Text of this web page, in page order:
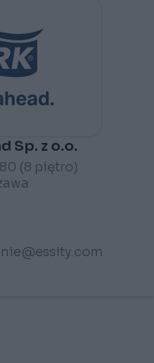
Sp. z o.o.
(8 piętro)